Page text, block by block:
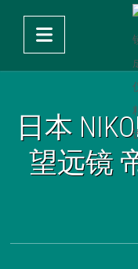
日本
望远镜